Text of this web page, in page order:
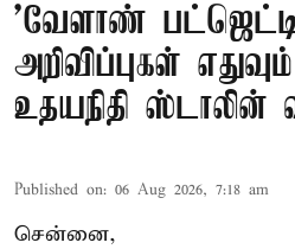
'வேளாண்
அறிவிப்புகள்
உதயநிதி ஸ்டாலின்
Published on: 06 Aug 2026, 7:18 am
சென்னை,